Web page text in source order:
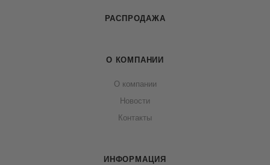
РАСПРОДАЖА
О КОМПАНИИ
О компании
Новости
Контакты
ИНФОРМАЦИЯ